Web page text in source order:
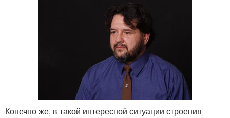
Конечно же, в такой интересной ситуации строения